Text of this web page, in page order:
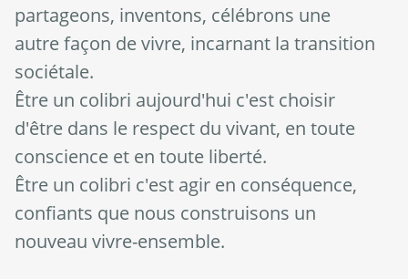
partageons, inventons, célébrons une
autre façon de vivre, incarnant la transition
sociétale.
Être un colibri aujourd'hui c'est choisir
d'être dans le respect du vivant, en toute
conscience et en toute liberté.
Être un colibri c'est agir en conséquence,
confiants que nous construisons un
nouveau vivre-ensemble.